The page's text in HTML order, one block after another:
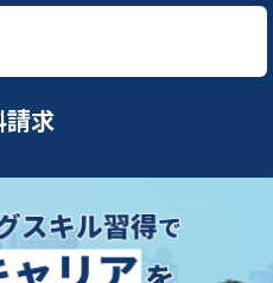
請求